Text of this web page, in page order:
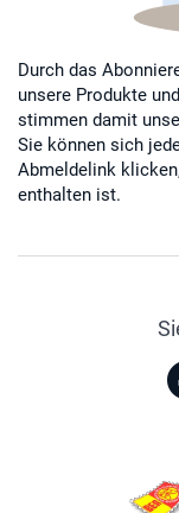
Durch das
unsere Produkte
stimmen damit
Sie können sich
Abmeldelink
enthalten ist.